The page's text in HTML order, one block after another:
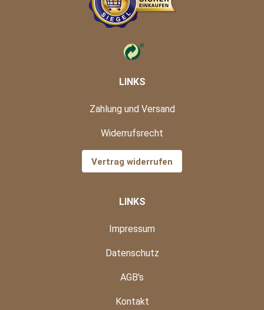
LINKS
Zahlung und Versand
Widerrufsrecht
Vertrag widerrufen
LINKS
Impressum
Datenschutz
AGB's
Kontakt